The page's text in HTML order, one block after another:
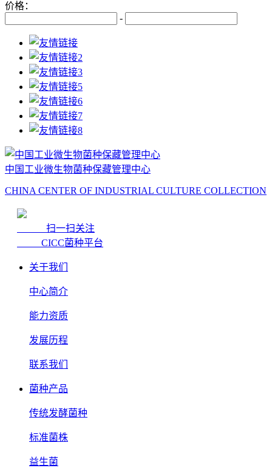
价格：
-
中国工业微生物菌种保藏管理中心
CHINA CENTER OF INDUSTRIAL CULTURE COLLECTION
扫一扫关注
CICC菌种平台
关于我们
中心简介
能力资质
发展历程
联系我们
菌种产品
传统发酵菌种
标准菌株
益生菌